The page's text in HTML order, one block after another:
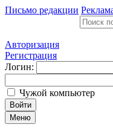
Письмо редакции
Авторизация
Регистрация
Логин:
Чужой компьютер
Войти
Меню